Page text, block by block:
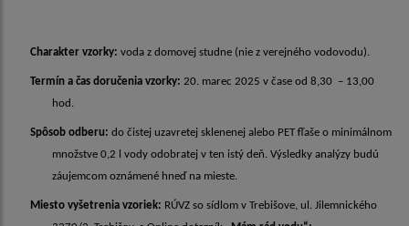
Charakter vzorky: voda z domovej studne (nie z verejného vodovodu).
Termín a čas doručenia vzorky: 20. marec 2025 v čase od 8,30 – 13,00
hod.
Spôsob odberu: do čistej uzavretej sklenenej alebo PET fľaše o minimálnom
množstve 0,2 l vody odobratej v ten istý deň. Výsledky analýzy budú
záujemcom oznámené hneď na mieste.
Miesto vyšetrenia vzoriek: RÚVZ so sídlom v Trebišove, ul. Jilemnického